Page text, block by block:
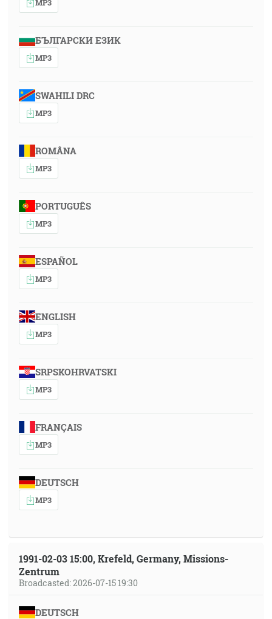
БЪЛГАРСКИ ЕЗИК
MP3
SWAHILI DRC
MP3
ROMÂNA
MP3
PORTUGUÊS
MP3
ESPAÑOL
MP3
ENGLISH
MP3
SRPSKOHRVATSKI
MP3
FRANÇAIS
MP3
DEUTSCH
MP3
1991-02-03 15:00, Krefeld, Germany, Missions-
Zentrum
Broadcasted: 2026-07-15 19:30
DEUTSCH